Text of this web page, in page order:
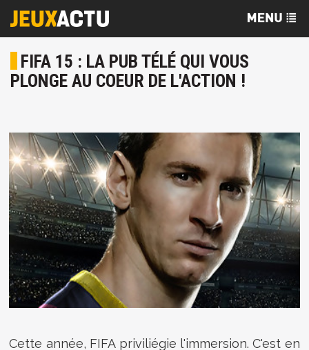
FIFA 15 : LA PUB TÉLÉ QUI VOUS
PLONGE AU COEUR DE L'ACTION !
Cette année, FIFA priviliégie l'immersion. C'est en